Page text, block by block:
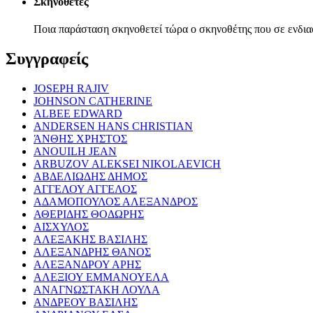
Ποια παράσταση σκηνοθετεί τώρα ο σκηνοθέτης που σε
Συγγραφείς
JOSEPH RAJIV
JOHNSON CATHERINE
ALBEE EDWARD
ANDERSEN HANS CHRISTIAN
ΆΝΘΗΣ ΧΡΗΣΤΟΣ
ANOUILH JEAN
ARBUZOV ALEKSEI NIKOLAEVICH
ΑΒΔΕΛΙΩΔΗΣ ΔΗΜΟΣ
ΑΓΓΕΛΟΥ ΑΓΓΕΛΟΣ
ΑΔΑΜΟΠΟΥΛΟΣ ΑΛΕΞΑΝΔΡΟΣ
ΑΘΕΡΙΔΗΣ ΘΟΔΩΡΗΣ
ΑΙΣΧΥΛΟΣ
ΑΛΕΞΑΚΗΣ ΒΑΣΙΛΗΣ
ΑΛΕΞΑΝΔΡΗΣ ΘΑΝΟΣ
ΑΛΕΞΑΝΔΡΟΥ ΑΡΗΣ
ΑΛΕΞΙΟΥ ΕΜΜΑΝΟΥΕΛΑ
ΑΝΑΓΝΩΣΤΑΚΗ ΛΟΥΛΑ
ΑΝΔΡΕΟΥ ΒΑΣΙΛΗΣ